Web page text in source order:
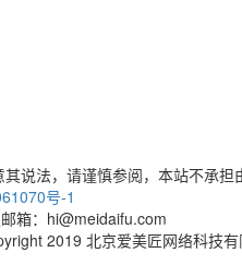
说法，请谨慎参阅，本站不承担
号-1
箱：hi@meidaifu.com
2019 北京爱美匠网络科技